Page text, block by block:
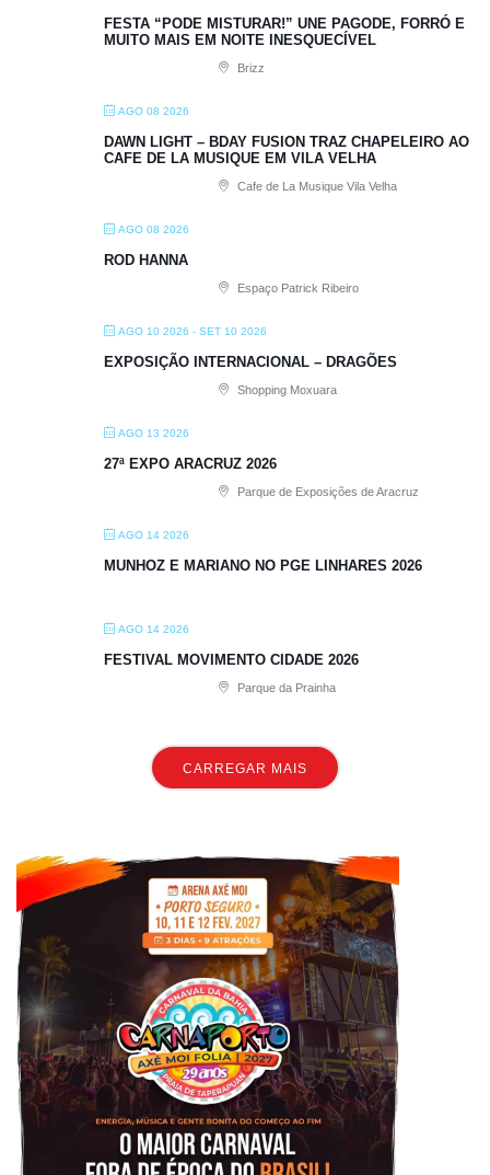
FESTA “PODE MISTURAR!” UNE PAGODE, FORRÓ E
MUITO MAIS EM NOITE INESQUECÍVEL
Brizz
AGO 08 2026
DAWN LIGHT – BDAY FUSION TRAZ CHAPELEIRO AO
CAFE DE LA MUSIQUE EM VILA VELHA
Cafe de La Musique Vila Velha
AGO 08 2026
ROD HANNA
Espaço Patrick Ribeiro
AGO 10 2026 - SET 10 2026
EXPOSIÇÃO INTERNACIONAL – DRAGÕES
Shopping Moxuara
AGO 13 2026
27ª EXPO ARACRUZ 2026
Parque de Exposições de Aracruz
AGO 14 2026
MUNHOZ E MARIANO NO PGE LINHARES 2026
AGO 14 2026
FESTIVAL MOVIMENTO CIDADE 2026
Parque da Prainha
CARREGAR MAIS